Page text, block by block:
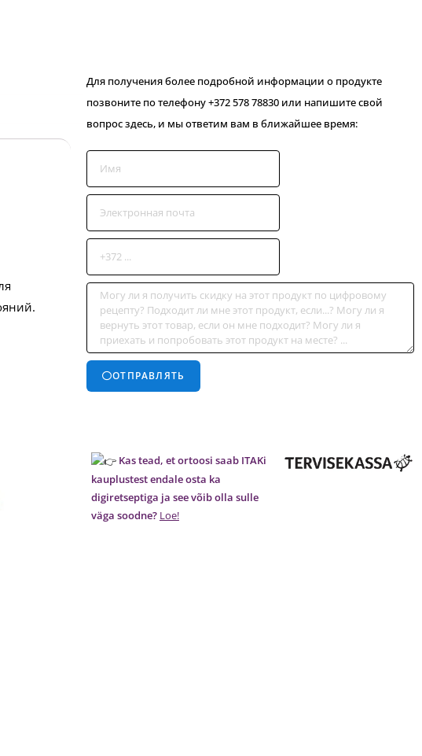
Для получения более подробной информации о продукте
позвоните по телефону +372 578 78830 или напишите свой
вопрос здесь, и мы ответим вам в ближайшее время:
ОТПРАВЛЯТЬ
Kas tead, et ortoosi saab ITAKi
kauplustest endale osta ka
digiretseptiga ja see võib olla sulle
väga soodne? Loe!